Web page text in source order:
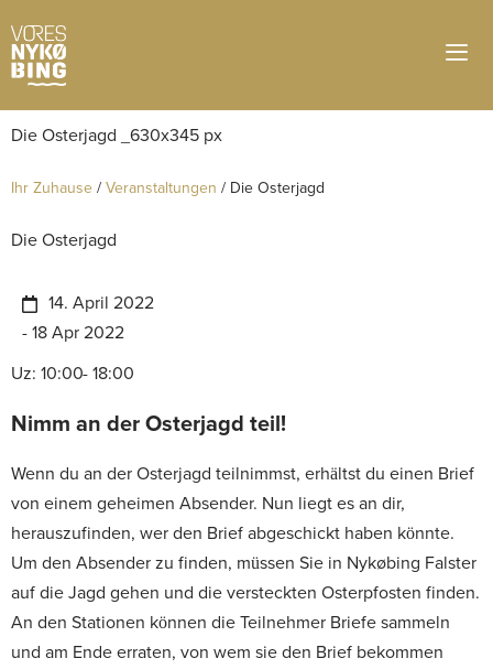
Ihr Zuhause / Veranstaltungen / Die Osterjagd
Die Osterjagd
14. April 2022
- 18 Apr 2022
Uz: 10:00- 18:00
Nimm an der Osterjagd teil!
Wenn du an der Osterjagd teilnimmst, erhältst du einen Brief
von einem geheimen Absender. Nun liegt es an dir,
herauszufinden, wer den Brief abgeschickt haben könnte.
Um den Absender zu finden, müssen Sie in Nykøbing Falster
auf die Jagd gehen und die versteckten Osterpfosten finden.
An den Stationen können die Teilnehmer Briefe sammeln
und am Ende erraten, von wem sie den Brief bekommen